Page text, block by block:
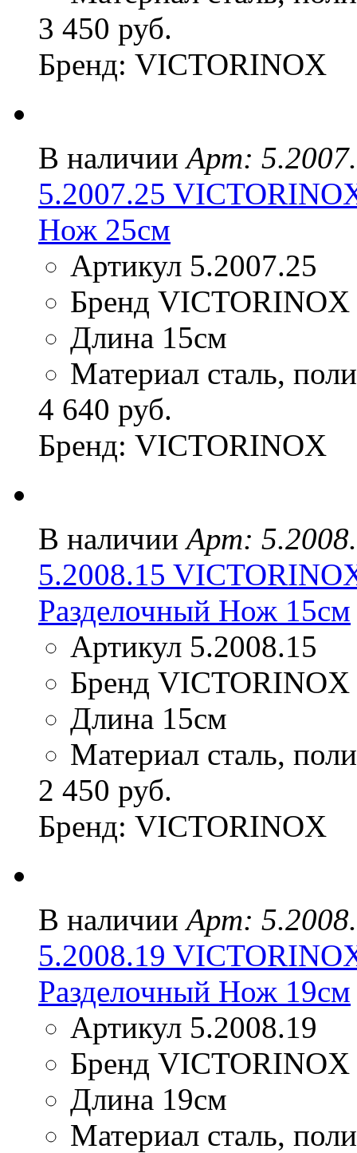
3 450 руб.
Бренд: VICTORINOX
В наличии Арт:
5.2007.25
Нож 25см
Артикул 5.2007.25
Бренд VICTORINOX
Длина 15см
Материал сталь,
4 640 руб.
Бренд: VICTORINOX
В наличии Арт:
5.2008.15
Разделочный Нож 15см
Артикул 5.2008.15
Бренд VICTORINOX
Длина 15см
Материал сталь,
2 450 руб.
Бренд: VICTORINOX
В наличии Арт:
5.2008.19
Разделочный Нож 19см
Артикул 5.2008.19
Бренд VICTORINOX
Длина 19см
Материал сталь,